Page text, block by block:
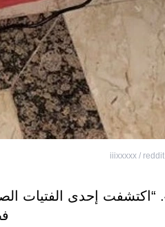
iiixxxxx / reddit
4. “اكتشفت إحدى الفتيات